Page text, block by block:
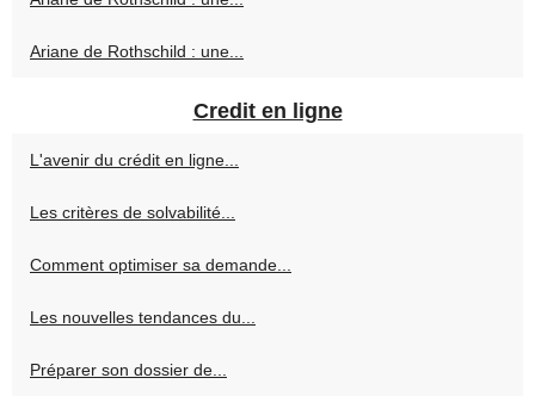
Ariane de Rothschild : une...
Credit en ligne
L'avenir du crédit en ligne...
Les critères de solvabilité...
Comment optimiser sa demande...
Les nouvelles tendances du...
Préparer son dossier de...